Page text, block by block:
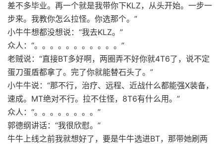
差不多毕业。再一个就是我带你下KLZ，从头开始。一步一
步来。我教你怎么拉怪。你选那个。”
小牛牛想都没想说：“我去KLZ。”
众人：“。。。。。。。。。。。”
老贼说：“直接BT多好啊，两圈弄不好你就4T6了，说不定
蛋刀蛋盾都拿了。完了你就能替石头了。”
小牛牛说：“那不行，治疗、远程、近战什么都能强X装备，
速成。MT绝对不行。拉不住怪，8T6有什么用。”
众人：“。。。。。。。。”
郭德纲讲话：“我很欣慰。”
牛牛上线之前我就想好了，要是牛牛选进BT，那带她刷两